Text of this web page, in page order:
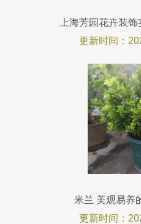
上海芳园花卉装
更新时间：
米兰 美观易养
更新时间：